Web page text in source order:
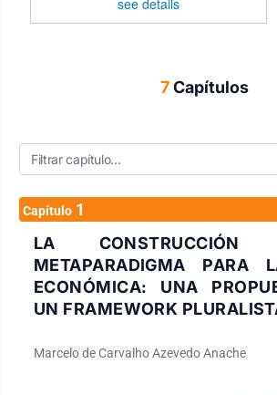
see details
7Capítulos
Capítulo 1
LA
METAPARADIGMA PARA
ECONÓMICA: UNA
UN FRAMEWORK
Marcelo de Carvalho Azevedo Anache